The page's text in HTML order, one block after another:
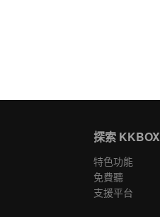
探索 KKBOX
特色功能
免費聽
支援平台